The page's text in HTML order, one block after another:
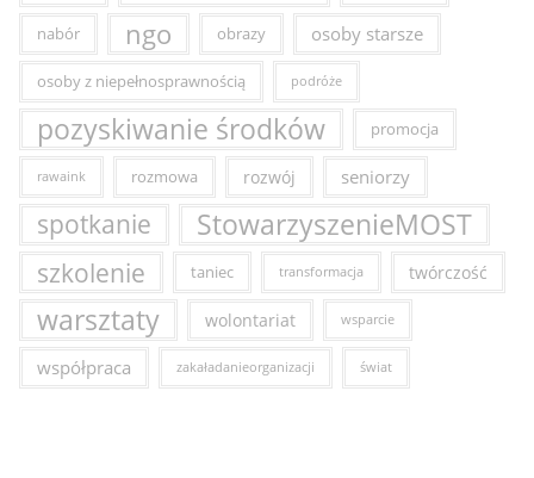
nabór ngo obrazy osoby starsze
osoby z niepełnosprawnością podróże
pozyskiwanie środków promocja
rawaink rozmowa rozwój seniorzy
spotkanie StowarzyszenieMOST
szkolenie taniec transformacja twórczość
warsztaty wolontariat wsparcie
współpraca zakaładanieorganizacji świat